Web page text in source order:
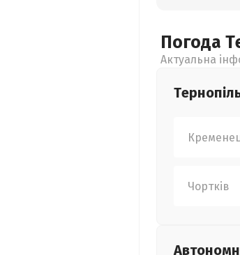
Погода
Актуальна
Чортків